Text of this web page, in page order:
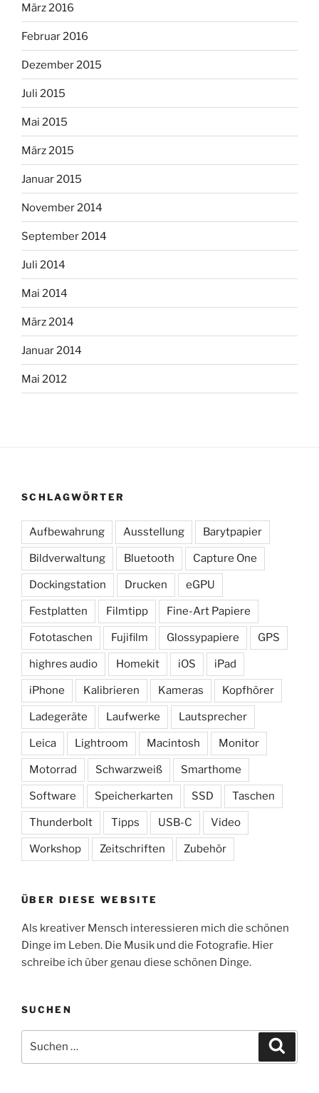
März 2016
Februar 2016
Dezember 2015
Juli 2015
Mai 2015
März 2015
Januar 2015
November 2014
September 2014
Juli 2014
Mai 2014
März 2014
Januar 2014
Mai 2012
SCHLAGWÖRTER
Aufbewahrung Ausstellung Barytpapier
Bildverwaltung Bluetooth Capture One
Dockingstation Drucken eGPU
Festplatten Filmtipp Fine-Art Papiere
Fototaschen Fujifilm Glossypapiere GPS
highres audio Homekit iOS iPad
iPhone Kalibrieren Kameras Kopfhörer
Ladegeräte Laufwerke Lautsprecher
Leica Lightroom Macintosh Monitor
Motorrad Schwarzweiß Smarthome
Software Speicherkarten SSD Taschen
Thunderbolt Tipps USB-C Video
Workshop Zeitschriften Zubehör
ÜBER DIESE WEBSITE
Als kreativer Mensch interessieren mich die schönen
Dinge im Leben. Die Musik und die Fotografie. Hier
schreibe ich über genau diese schönen Dinge.
SUCHEN
nach: